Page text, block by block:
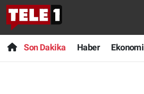
Son Dakika Haber Ekonomi
Anında Manşet
Başka Sohbetler
Son Dakika
Haber
Nöbetçi Eczaneler
Hava Durumu